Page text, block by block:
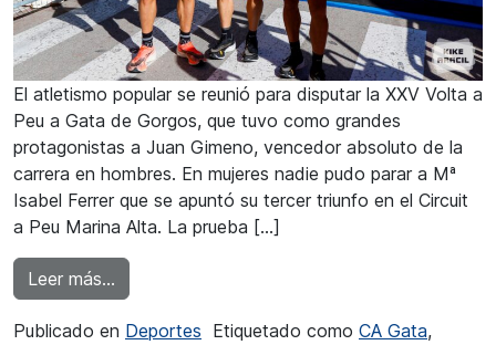
El atletismo popular se reunió para disputar la XXV Volta a
Peu a Gata de Gorgos, que tuvo como grandes
protagonistas a Juan Gimeno, vencedor absoluto de la
carrera en hombres. En mujeres nadie pudo parar a Mª
Isabel Ferrer que se apuntó su tercer triunfo en el Circuit
a Peu Marina Alta. La prueba […]
Leer más…
Publicado en Deportes Etiquetado como CA Gata,